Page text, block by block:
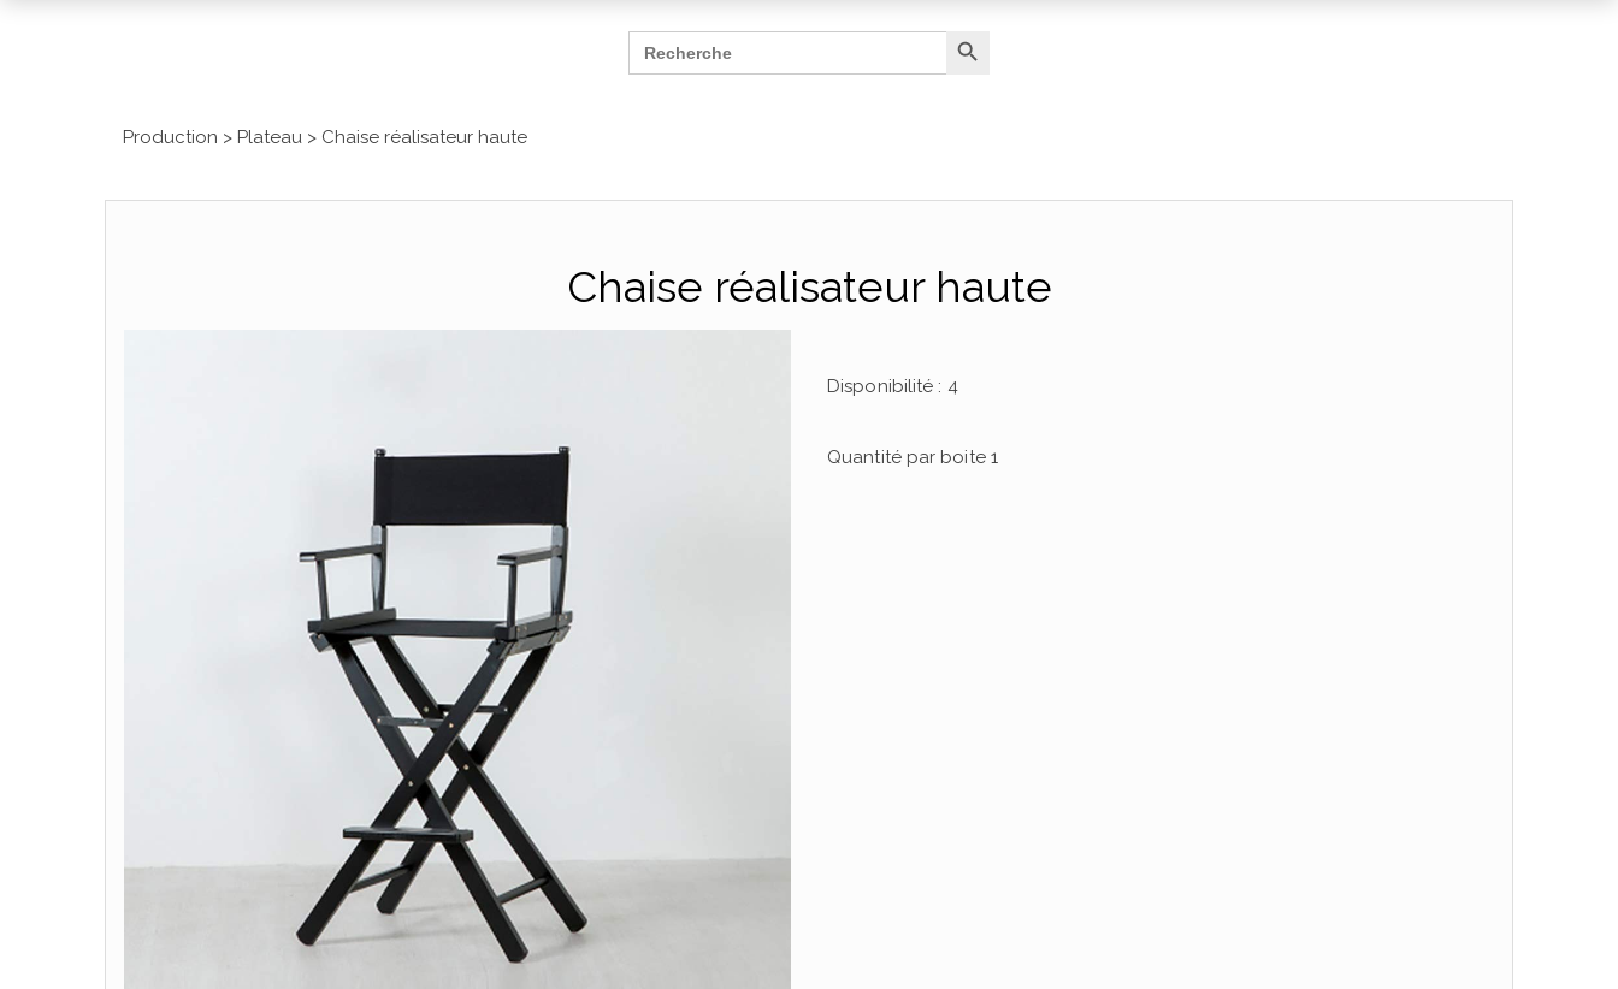
Search
for:
Search Button
Production > Plateau > Chaise réalisateur haute
Chaise réalisateur haute
Disponibilité : 4
Quantité par boite1